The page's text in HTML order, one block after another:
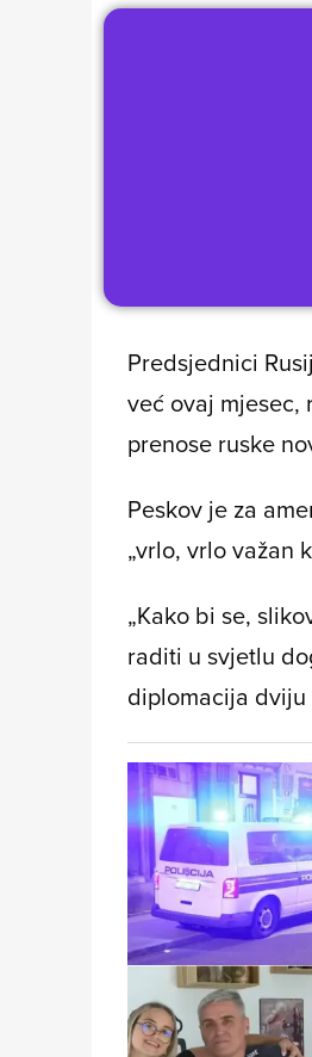
Predsjednici
već ovaj mjesec,
prenose ruske
Peskov je za
„vrlo, vrlo važan
„Kako bi se,
raditi u svjetlu
diplomacija dviju